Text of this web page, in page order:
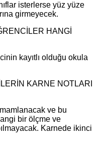
isterlerse yüz yüze
girmeyecek.
HANGİ
kayıtlı olduğu okula
KARNE NOTLARI
ve bu
bir ölçme ve
Karnede ikinci